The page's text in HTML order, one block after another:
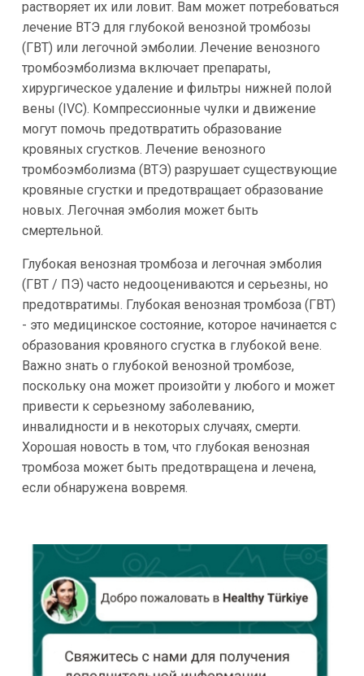
растворяет их или ловит. Вам может потребоваться
лечение ВТЭ для глубокой венозной тромбозы
(ГВТ) или легочной эмболии. Лечение венозного
тромбоэмболизма включает препараты,
хирургическое удаление и фильтры нижней полой
вены (IVC). Компрессионные чулки и движение
могут помочь предотвратить образование
кровяных сгустков. Лечение венозного
тромбоэмболизма (ВТЭ) разрушает существующие
кровяные сгустки и предотвращает образование
новых. Легочная эмболия может быть
смертельной.
Глубокая венозная тромбоза и легочная эмболия
(ГВТ / ПЭ) часто недооцениваются и серьезны, но
предотвратимы. Глубокая венозная тромбоза (ГВТ)
- это медицинское состояние, которое начинается с
образования кровяного сгустка в глубокой вене.
Важно знать о глубокой венозной тромбозе,
поскольку она может произойти у любого и может
привести к серьезному заболеванию,
инвалидности и в некоторых случаях, смерти.
Хорошая новость в том, что глубокая венозная
тромбоза может быть предотвращена и лечена,
если обнаружена вовремя.